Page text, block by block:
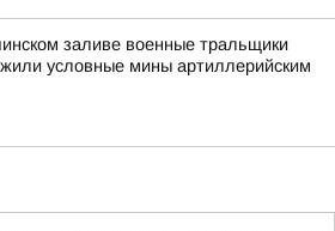
заливе военные тральщики
условные мины артиллерийским